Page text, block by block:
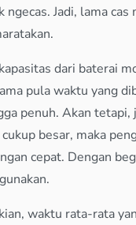
ngecas. Jadi, lama
dari baterai
pula waktu yang
penuh. Akan tetapi,
besar, maka
cepat. Dengan
waktu rata-rata